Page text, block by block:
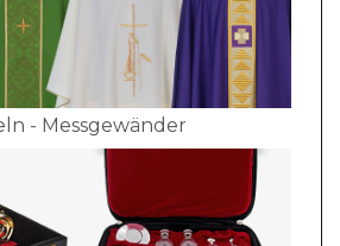
- Messgewänder